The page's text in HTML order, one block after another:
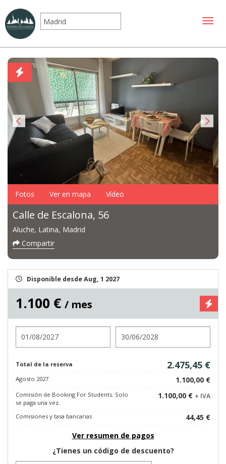
Fotos Ver en mapa Vídeo
Calle de Escalona, 56
Aluche, Latina, Madrid
Compartir
Disponible desde Aug, 1 2027
1.100 € / mes
Total de la reserva 2.475,45 €
Agosto 2027 1.100,00 €
Comisión de Booking For Students. Solo
se paga una vez.
1.100,00 € + IVA
Comisiones y tasa bancarias
44,45 €
Ver resumen de pagos
¿Tienes un código de descuento?